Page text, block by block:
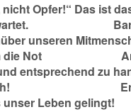
Opfer!“ Das ist
erwartet.
unseren
um die Not
entsprechend zu
sich! Er will
Leben gelingt!